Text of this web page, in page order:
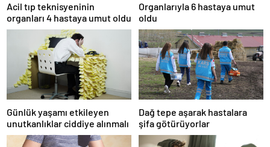
Acil tıp teknisyeninin
organları 4 hastaya umut oldu
Organlarıyla 6 hastaya umut
oldu
Günlük yaşamı etkileyen
unutkanlıklar ciddiye alınmalı
Dağ tepe aşarak hastalara
şifa götürüyorlar